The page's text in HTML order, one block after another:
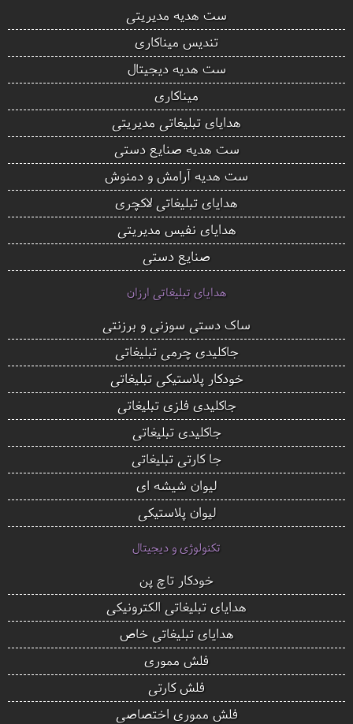
ست هدیه مدیریتی
تندیس میناکاری
ست هدیه دیجیتال
میناکاری
هدایای تبلیغاتی مدیریتی
ست هدیه صنایع دستی
ست هدیه آرامش و دمنوش
هدایای تبلیغاتی لاکچری
هدایای نفیس مدیریتی
صنایع دستی
هدایای تبلیغاتی ارزان
ساک دستی سوزنی و برزنتی
جاکلیدی چرمی تبلیغاتی
خودکار پلاستیکی تبلیغاتی
جاکلیدی فلزی تبلیغاتی
جاکلیدی تبلیغاتی
جا کارتی تبلیغاتی
لیوان شیشه ای
لیوان پلاستیکی
تکنولوژی و دیجیتال
خودکار تاچ پن
هدایای تبلیغاتی الکترونیکی
هدایای تبلیغاتی خاص
فلش مموری
فلش کارتی
فلش مموری اختصاصی